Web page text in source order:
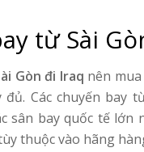
từ Sài
Gòn đi Iraq nên
Các chuyến bay
sân bay quốc tế lớn
thuộc vào hãng